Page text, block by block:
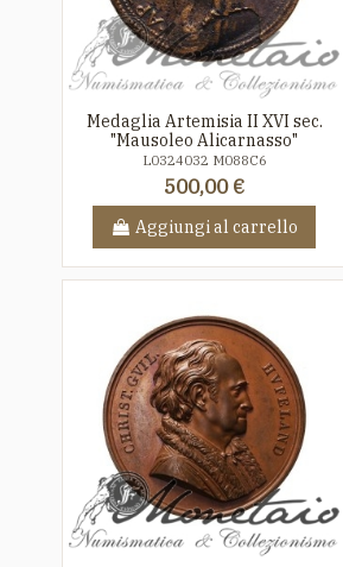
Medaglia Artemisia II XVI sec.
"Mausoleo Alicarnasso"
L0324032 M088C6
500,00 €
Aggiungi al carrello